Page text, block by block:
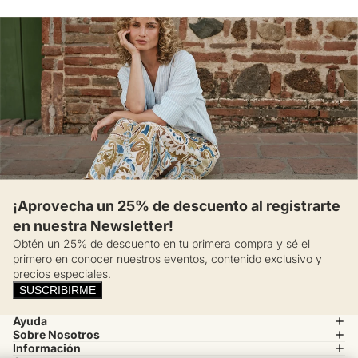
¡Aprovecha un 25% de descuento al registrarte
en nuestra Newsletter!
Obtén un 25% de descuento en tu primera compra y sé el
primero en conocer nuestros eventos, contenido exclusivo y
precios especiales.
SUSCRIBIRME
Ayuda
Sobre Nosotros
Información